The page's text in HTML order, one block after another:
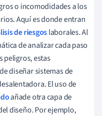
o incomodidades a los
Aquí es donde entran
de riesgoslaborales. Al
de analizar cada paso
peligros, estas
diseñar sistemas de
El uso de
añade otra capa de
diseño. Por ejemplo,